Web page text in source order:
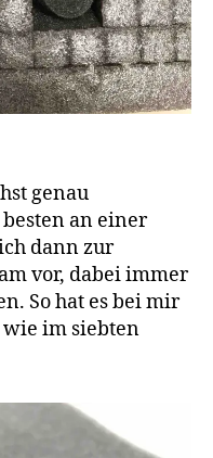
genau
an einer
dann zur
vor, dabei immer
So hat es bei mir
im siebten